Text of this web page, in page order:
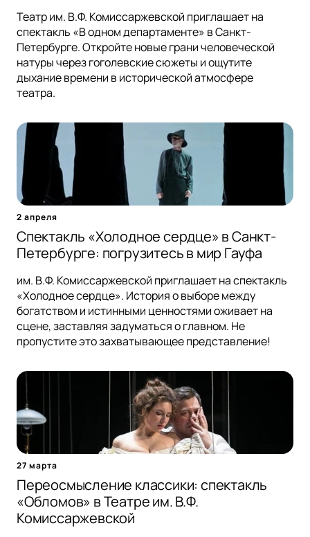
Театр им. В.Ф. Комиссаржевской приглашает на
спектакль «В одном департаменте» в Санкт-
Петербурге. Откройте новые грани человеческой
натуры через гоголевские сюжеты и ощутите
дыхание времени в исторической атмосфере
театра.
2 апреля
Спектакль «Холодное сердце» в Санкт-
Петербурге: погрузитесь в мир Гауфа
им. В.Ф. Комиссаржевской приглашает на спектакль
«Холодное сердце». История о выборе между
богатством и истинными ценностями оживает на
сцене, заставляя задуматься о главном. Не
пропустите это захватывающее представление!
27 марта
Переосмысление классики: спектакль
«Обломов» в Театре им. В.Ф.
Комиссаржевской